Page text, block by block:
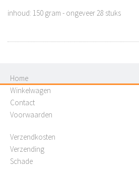
inhoud: 150 gram - ongeveer 28 stuks
Home
Winkelwagen
Contact
Voorwaarden
Verzendkosten
Verzending
Schade